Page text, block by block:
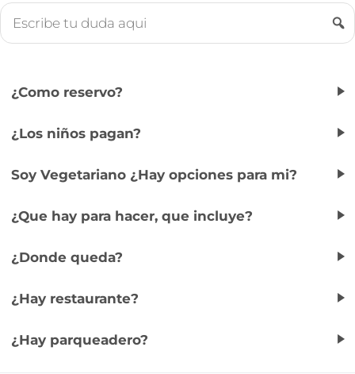
¿Como reservo?
¿Los niños pagan?
Soy Vegetariano ¿Hay opciones para mi?
¿Que hay para hacer, que incluye?
¿Donde queda?
¿Hay restaurante?
¿Hay parqueadero?